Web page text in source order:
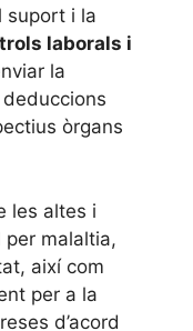
suport i la
laborals i
la
òrgans
les altes i
per malaltia,
així com
per a la
d’acord